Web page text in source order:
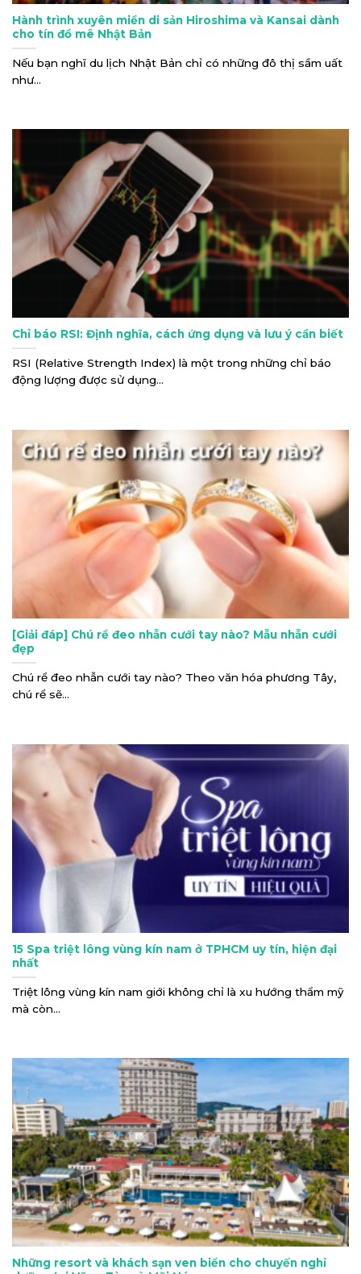
Hành trình xuyên miền di sản Hiroshima và Kansai dành
cho tín đồ mê Nhật Bản
Nếu bạn nghĩ du lịch Nhật Bản chỉ có những đô thị sầm uất
như...
Chỉ báo RSI: Định nghĩa, cách ứng dụng và lưu ý cần biết
RSI (Relative Strength Index) là một trong những chỉ báo
động lượng được sử dụng...
[Giải đáp] Chú rể đeo nhẫn cưới tay nào? Mẫu nhẫn cưới
đẹp
Chú rể đeo nhẫn cưới tay nào? Theo văn hóa phương Tây,
chú rể sẽ...
15 Spa triệt lông vùng kín nam ở TPHCM uy tín, hiện đại
nhất
Triệt lông vùng kín nam giới không chỉ là xu hướng thẩm mỹ
mà còn...
Những resort và khách sạn ven biển cho chuyến nghỉ